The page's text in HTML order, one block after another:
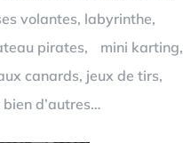
volantes, labyrinthe,
pirates, mini karting,
canards, jeux de tirs,
d’autres…